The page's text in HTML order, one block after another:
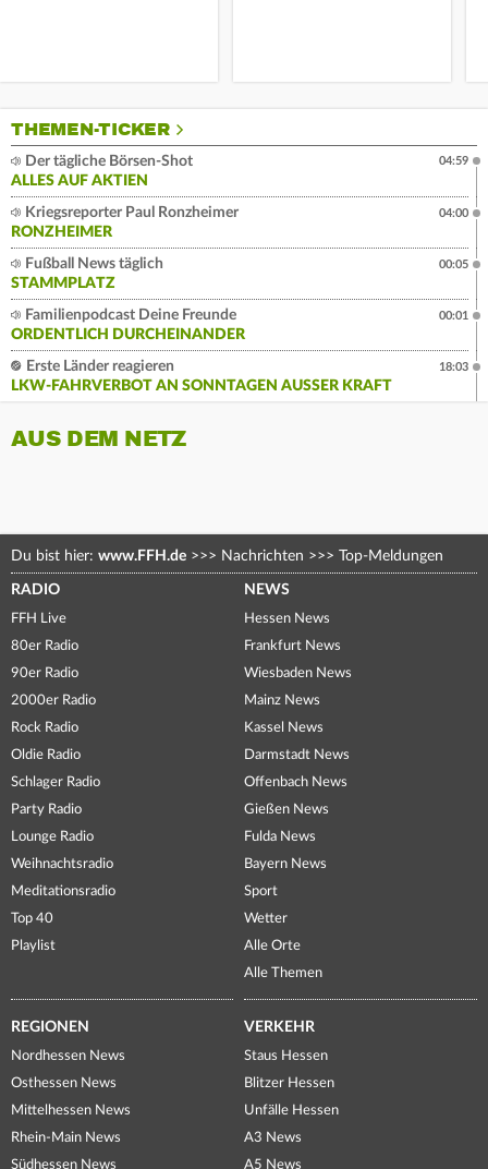
THEMEN-TICKER
Der tägliche Börsen-Shot
ALLES AUF AKTIEN
04:59
Kriegsreporter Paul Ronzheimer
RONZHEIMER
04:00
Fußball News täglich
STAMMPLATZ
00:05
Familienpodcast Deine Freunde
ORDENTLICH DURCHEINANDER
00:01
Erste Länder reagieren
LKW-FAHRVERBOT AN SONNTAGEN AUSSER KRAFT
18:03
AUS DEM NETZ
Du bist hier: www.FFH.de >>> Nachrichten >>> Top-Meldungen
RADIO
FFH Live
80er Radio
90er Radio
2000er Radio
Rock Radio
Oldie Radio
Schlager Radio
Party Radio
Lounge Radio
Weihnachtsradio
Meditationsradio
Top 40
Playlist
NEWS
Hessen News
Frankfurt News
Wiesbaden News
Mainz News
Kassel News
Darmstadt News
Offenbach News
Gießen News
Fulda News
Bayern News
Sport
Wetter
Alle Orte
Alle Themen
REGIONEN
Nordhessen News
Osthessen News
Mittelhessen News
Rhein-Main News
Südhessen News
VERKEHR
Staus Hessen
Blitzer Hessen
Unfälle Hessen
A3 News
A5 News